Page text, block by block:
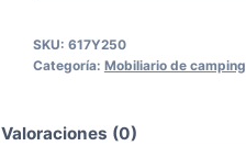
SKU: 617Y250
Categoría: Mobiliario de camping
Valoraciones (0)